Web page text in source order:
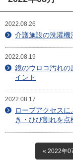
2022.08.26
介護施設の洗濯機
2022.08.19
鏡のウロコ汚れの
イント
2022.08.17
ロープアクセス
き・ひび割れを点
« 2022年